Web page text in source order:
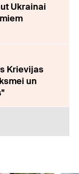
Ukrainai
Krievijas
un